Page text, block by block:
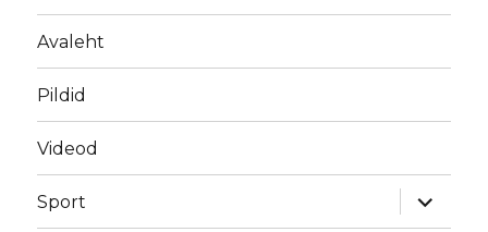
Avaleht
Pildid
Videod
Sport
laienda